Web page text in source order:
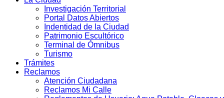
Investigación Territorial
Portal Datos Abiertos
Indentidad de la Ciudad
Patrimonio Escultórico
Terminal de Ómnibus
Turismo
Trámites
Reclamos
Atención Ciudadana
Reclamos Mi Calle